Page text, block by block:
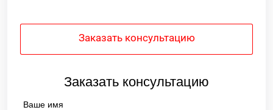
Заказать консультацию
Заказать консультацию
Ваше имя